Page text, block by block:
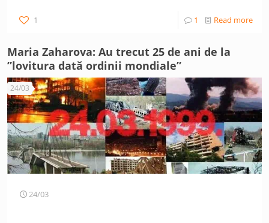
1 1 Read more
Maria Zaharova: Au trecut 25 de ani de la
”lovitura dată ordinii mondiale”
24/03
24/03